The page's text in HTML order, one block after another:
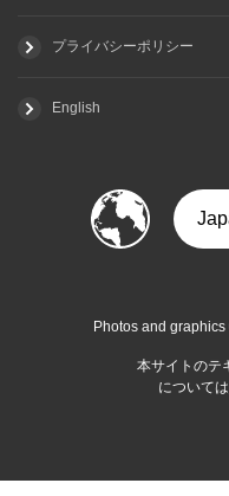
プライバシーポリシー
English
Photos and
本サイトのテ
については